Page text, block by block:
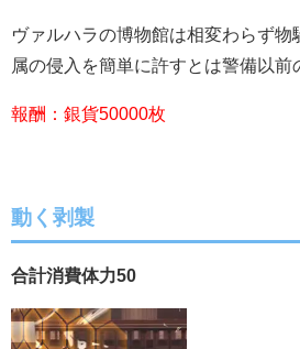
ヴァルハラの博物館は相変わらず物
属の侵入を簡単に許すとは警備以前
報酬：銀貨50000枚
動く剥製
合計消費体力50